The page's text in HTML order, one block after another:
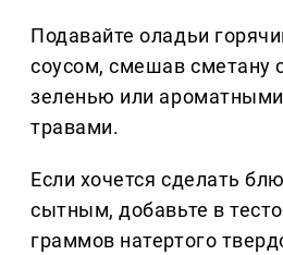
Подавайте оладьи
соусом, смешав сметану
зеленью или
травами.
Если хочется сделать
сытным, добавьте в
граммов натертого